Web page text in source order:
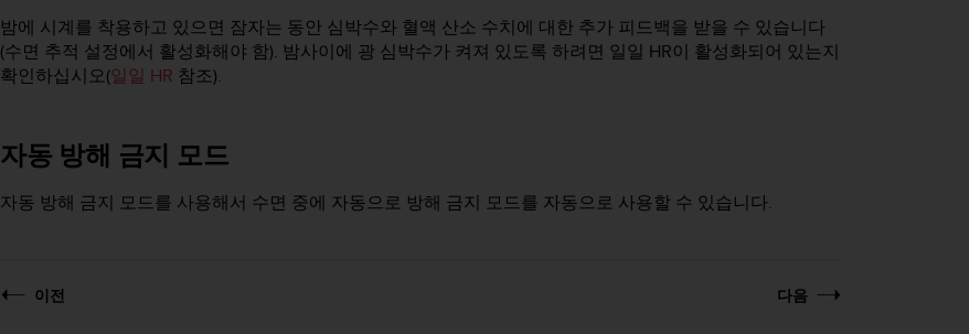
밤에 시계를 착용하고 있으면 잠자는 동안 심박수와 혈액 산소 수치에 대한 추가 피드백을 받을 수 있습니다
(수면 추적 설정에서 활성화해야 함). 밤사이에 광 심박수가 켜져 있도록 하려면 일일 HR이 활성화되어 있는지
확인하십시오(일일 HR 참조).
자동 방해 금지 모드
자동 방해 금지 모드를 사용해서 수면 중에 자동으로 방해 금지 모드를 자동으로 사용할 수 있습니다.
이전 다음